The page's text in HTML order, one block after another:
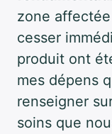
zone
cesser
produit ont
mes dépens
renseigner
soins que